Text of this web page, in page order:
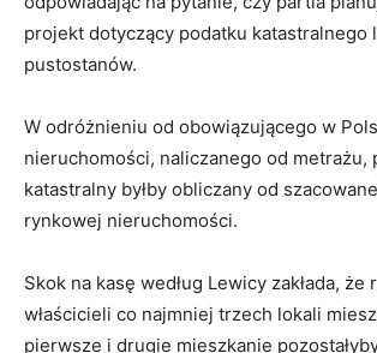
projekt dotyczący podatku katastralnego
pustostanów.
W odróżnieniu od obowiązującego w
nieruchomości, naliczanego od metrażu,
katastralny byłby obliczany od
rynkowej nieruchomości.
Skok na kasę według Lewicy zakłada, że
właścicieli co najmniej trzech lokali
pierwsze i drugie mieszkanie